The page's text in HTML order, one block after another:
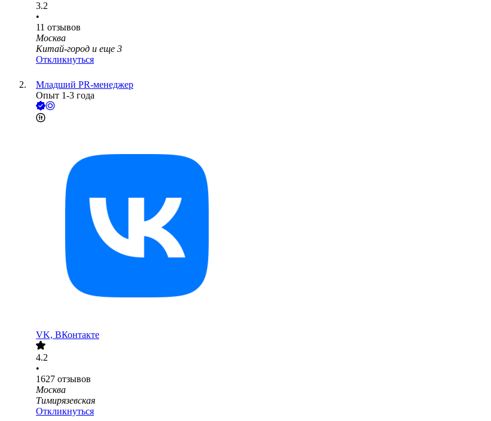
3.2
•
11 отзывов
Москва
Китай-город и еще 3
Откликнуться
Младший PR-менеджер
Опыт 1-3 года
VK, ВКонтакте
4.2
•
1627 отзывов
Москва
Тимирязевская
Откликнуться